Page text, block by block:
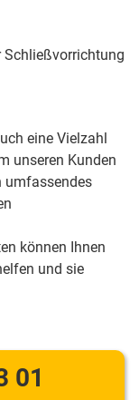
Schließvorrichtung
eine Vielzahl
unseren Kunden
umfassendes
können Ihnen
und sie
01